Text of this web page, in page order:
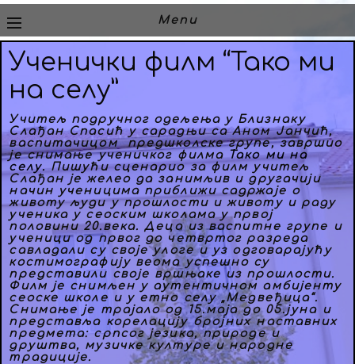
Menu
Ученички филм “Тако ми
на селу”
Учитељ подручног одељења у Близнаку
Слађан Спасић у сарадњи са Аном Јанчић,
васпитачицом предшколске групе, завршио
је снимање ученичког филмаТако ми на
селу.Пишући сценарио за филм учитељ
Слађан је желео да занимљив и другачији
начин ученицима приближи садржаје о
животу људи у прошлости и животу и раду
ученика у сеоским школама у првој
половини 20.века. Деца из васпитне групе и
ученици од првог до четвртог разреда
савладали су своје улоге и уз одговарајућу
костимографију веома успешно су
представили своје вршњаке из прошлости.
Филм је снимљен у аутентичном амбијенту
сеоске школе и у етно селу „Медвеђица“.
Снимање је трајало од 15.маја до 05.јуна и
представља корелацију бројних наставних
предмета: српсог језика, природе и
друштва, музичке културе и народне
традиције.